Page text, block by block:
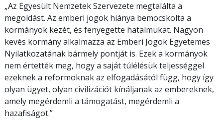
„Az Egyesült Nemzetek Szervezete megtalálta a
megoldást. Az emberi jogok hiánya bemocskolta a
kormányok kezét, és fenyegette hatalmukat. Nagyon
kevés kormány alkalmazza az Emberi Jogok Egyetemes
Nyilatkozatának bármely pontját is. Ezek a kormányok
nem értették meg, hogy a saját túlélésük teljességgel
ezeknek a reformoknak az elfogadásától függ, hogy így
olyan ügyet, olyan civilizációt kínáljanak az embereknek,
amely megérdemli a támogatást, megérdemli a
hazafiságot.”